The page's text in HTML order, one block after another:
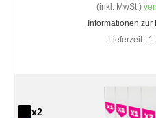
(inkl. MwSt.)
Informationen
Lieferzeit :
x2